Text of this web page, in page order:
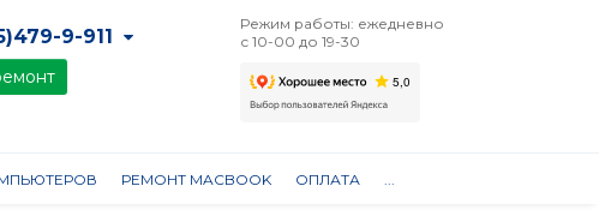
9-911
Режим работы: ежедневно
с 10-00 до 19-30
РЕМОНТ MACBOOK ОПЛАТА ...